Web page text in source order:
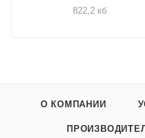
822,2 кб
О КОМПАНИИ